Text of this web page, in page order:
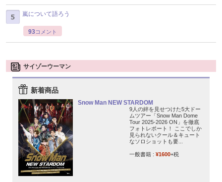
嵐について語ろう
93コメント
サイゾーウーマン
新着商品
Snow Man NEW STARDOM
9人の絆を見せつけた5大ドー
ムツアー「Snow Man Dome
Tour 2025-2026 ON」を徹底
フォトレポート！ ここでしか
見られないクール＆キュート
なソロショットも要...
一般書籍 : ¥1600+税